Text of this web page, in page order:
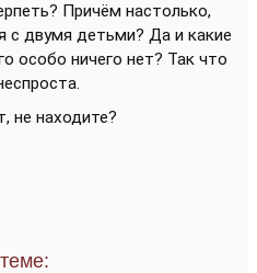
Причём настолько,
с двумя детьми? Да и какие
особо ничего нет? Так что
не находите?